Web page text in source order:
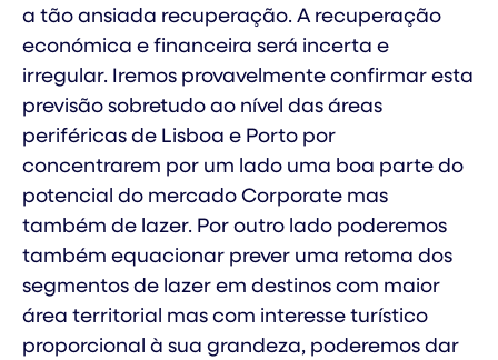
a tão ansiada recuperação. A recuperação
económica e financeira será incerta e
irregular. Iremos provavelmente confirmar esta
previsão sobretudo ao nível das áreas
periféricas de Lisboa e Porto por
concentrarem por um lado uma boa parte do
potencial do mercado Corporate mas
também de lazer. Por outro lado poderemos
também equacionar prever uma retoma dos
segmentos de lazer em destinos com maior
área territorial mas com interesse turístico
proporcional à sua grandeza, poderemos dar